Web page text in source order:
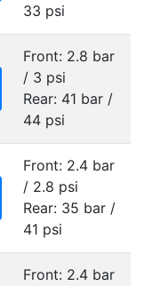
33 psi
Front: 2.8 bar
/ 3 psi
Rear: 41 bar /
44 psi
Front: 2.4 bar
/ 2.8 psi
Rear: 35 bar /
41 psi
Front: 2.4 bar